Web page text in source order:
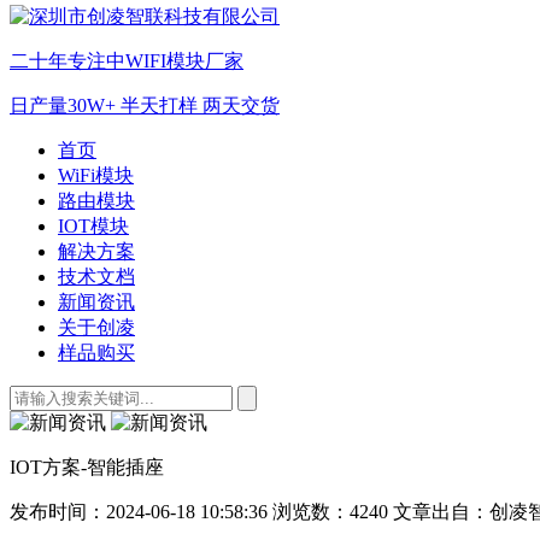
二十年专注中WIFI模块厂家
日产量30W+ 半天打样 两天交货
首页
WiFi模块
路由模块
IOT模块
解决方案
技术文档
新闻资讯
关于创凌
样品购买
IOT方案-智能插座
发布时间：2024-06-18 10:58:36 浏览数：4240 文章出自：创凌